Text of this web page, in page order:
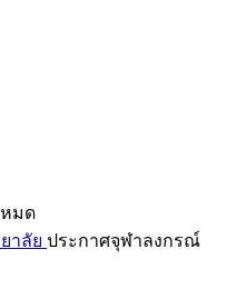
มด
าลัย ประกาศจุฬาลงกรณ์